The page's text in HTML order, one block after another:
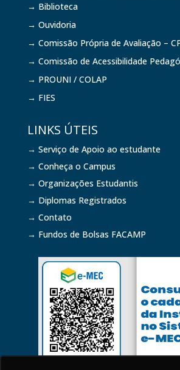
→ Biblioteca
→ Ouvidoria
→ Comissão Própria de Avaliação –
→ Comissão de Acessibilidade
→ PROUNI / COLAP
→ FIES
LINKS ÚTEIS
→ Serviço de Apoio ao estudante
→ Conheça o Campus
→ Organizações Estudantis
→ Diplomas Registrados
→ Contato
→ Fundos de Bolsas FACAMP